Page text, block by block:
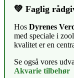
💚 Faglig
Hos Dyrenes
med speciale i
kvalitet er en
Se også vores
Akvarie tilbehør